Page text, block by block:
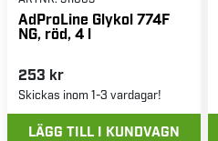
AdProLine Glykol 774F
NG, röd, 4 l
253 kr
Skickas inom 1-3 vardagar!
LÄGG TILL I KUNDVAGN